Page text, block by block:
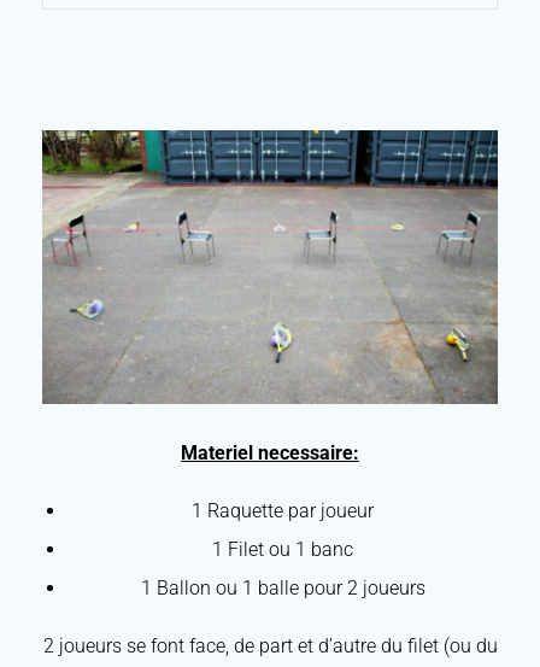
Materiel necessaire:
1 Raquette par joueur
1 Filet ou 1 banc
1 Ballon ou 1 balle pour 2 joueurs
2 joueurs se font face, de part et d’autre du filet (ou du